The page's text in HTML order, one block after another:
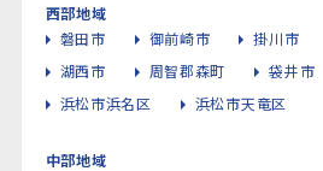
西部地域
磐田市
御前崎市 掛川市
湖西市
周智郡森町 袋井市
浜松市浜名区
浜松市天竜区
中部地域